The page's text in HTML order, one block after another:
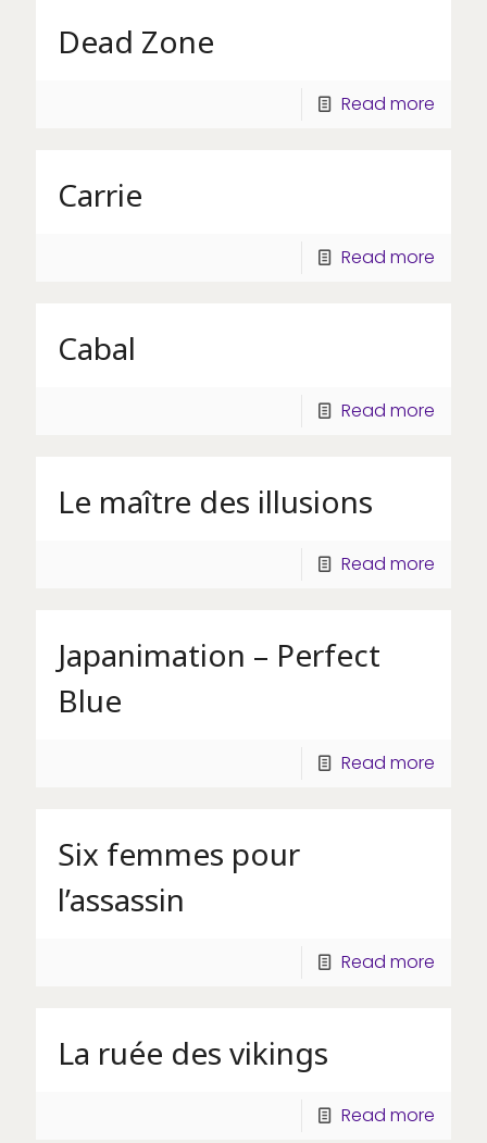
Dead Zone
Read more
Carrie
Read more
Cabal
Read more
Le maître des illusions
Read more
Japanimation – Perfect
Blue
Read more
Six femmes pour
l’assassin
Read more
La ruée des vikings
Read more